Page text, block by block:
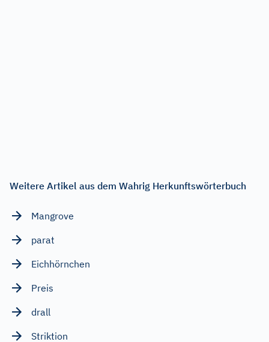
Weitere Artikel aus dem Wahrig Herkunftswörterbuch
Mangrove
parat
Eichhörnchen
Preis
drall
Striktion